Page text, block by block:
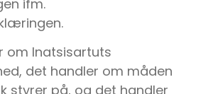
ifm.
om Inatsisartuts
det handler om måden
styrer på, og det handler